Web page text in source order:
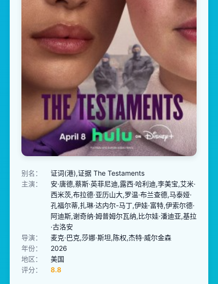
别名：
证词(港),证据 The Testaments
主演：
安·唐德,蔡斯·英菲尼迪,露西·哈利迪,李美宝,艾米·
西米茨,布拉德·亚历山大,罗温·布兰查德,马泰娅·
孔福尔蒂,扎琳·达内尔-马丁,伊娃·富特,伊索尔德·
阿迪斯,谢奇纳·姆普姆尔瓦纳,比尔娃·潘迪亚,基拉
·古洛安
导演：
麦克·巴克,莎娜·斯坦,陈权,杰特·威尔金森
年份：
2026
地区：
美国
评分：
8.8